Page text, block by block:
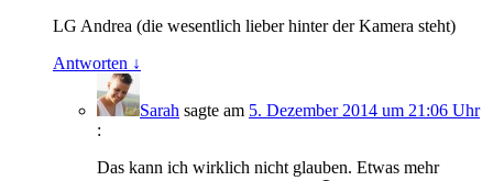
LG Andrea (die wesentlich lieber hinter der Kamera steht)
Antworten ↓
Sarah sagte am 5. Dezember 2014 um 21:06 Uhr
:
Das kann ich wirklich nicht glauben. Etwas mehr